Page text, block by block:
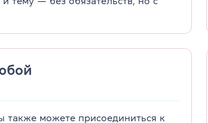
также можете присоединиться к